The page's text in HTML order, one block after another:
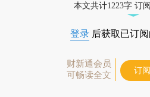
本文共计1223字 订
登录 后获取已订
财新通会员
可畅读全文
订